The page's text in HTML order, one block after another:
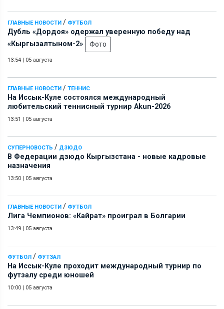
ГЛАВНЫЕ НОВОСТИ / ФУТБОЛ
Дубль «Дордоя» одержал уверенную победу над
«Кыргызалтыном-2»
Фото
13:54 | 05 августа
ГЛАВНЫЕ НОВОСТИ / ТЕННИС
На Иссык-Куле состоялся международный
любительский теннисный турнир Akun-2026
13:51 | 05 августа
СУПЕРНОВОСТЬ / ДЗЮДО
В Федерации дзюдо Кыргызстана - новые кадровые
назначения
13:50 | 05 августа
ГЛАВНЫЕ НОВОСТИ / ФУТБОЛ
Лига Чемпионов: «Кайрат» проиграл в Болгарии
13:49 | 05 августа
ФУТБОЛ / ФУТЗАЛ
На Иссык-Куле проходит международный турнир по
футзалу среди юношей
10:00 | 05 августа